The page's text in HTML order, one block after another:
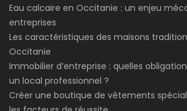
Eau calcaire en Occitanie : un enjeu
entreprises
Les caractéristiques des maisons
Occitanie
Immobilier d’entreprise : quelles
un local professionnel ?
Créer une boutique de vêtements